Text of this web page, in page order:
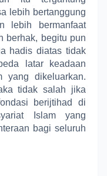
lebih bertanggung
lebih bermanfaat
berhak, begitu pun
hadis diatas tidak
latar keadaan
yang dikeluarkan.
tidak salah jika
berijtihad di
Islam yang
bagi seluruh